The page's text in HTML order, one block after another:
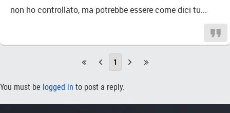
non ho controllato, ma potrebbe essere come dici tu...
1
You must be logged in to post a reply.